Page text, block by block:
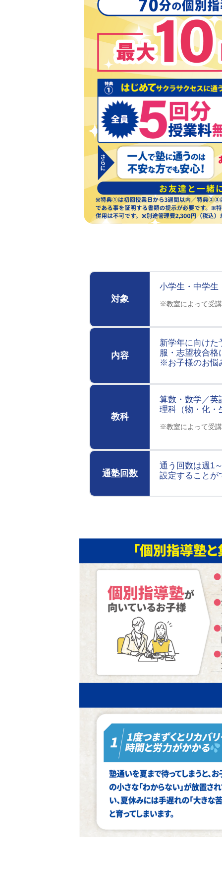
対象
小学生・中学生
※教室によって受
内容
新学年に向けた
服・志望校合
※お子様のお悩
教科
算数・数学／英
理科（物・化・
※教室によって受
通塾回数
通う回数は週1
設定することが